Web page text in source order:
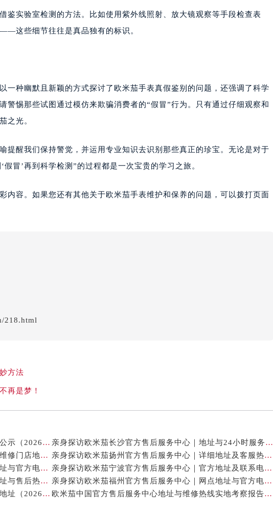
鉴实验室检测的方法。比如使用紫外线照射、放大镜观察等手段检查表
这些细节往往是真品独有的标识。
一种幽默且新颖的方式探讨了欧米茄手表真假鉴别的问题，还强调了科学
警惕那些试图通过模仿来欺骗消费者的“假冒”行为。只有通过仔细观察和
之光。
提醒我们保持警觉，并运用专业知识去识别那些真正的珍宝。无论是对于
冒’再到科学检测”的过程都是一次宝贵的学习之旅。
内容。如果您还有其他关于欧米茄手表维护和保养的问题，可以拨打页面
218.html
方法
再是梦！
欧米茄表保养中心地址及专业售后维修服务权威公示（2026年7月最新）
亲身探访欧米茄长沙官方售后服务中心｜地址与24小时服务电话（2026年7月最新）
亲身探访欧米茄石家庄官方售后服务中心｜全新维修门店地址及电话（2026年7月最新）
亲身探访欧米茄扬州官方售后服务中心｜详细地址及客服热线（2026年7月最新）
亲身探访欧米茄宁波官方售后服务中心｜网点地址与官方电话（2026年7月最新）
亲身探访欧米茄宁波官方售后服务中心｜官方地址及联系电话（2026年7月最新）
亲身探访欧米茄嘉兴官方售后服务中心｜最新地址与售后热线（2026年7月最新）
亲身探访欧米茄福州官方售后服务中心｜网点地址与官方电话（2026年7月最新）
亲身探访欧米茄宁波官方售后服务中心｜热线与地址（2026年7月最新）
欧米茄中国官方售后服务中心地址与维修热线实地考察报告多信源验证（2026年7月最新）